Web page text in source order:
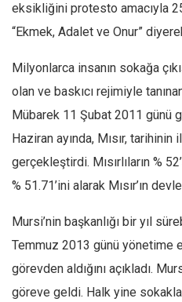
Spor
Manzara
Hayat
Siyaset
Avrupa
eksikliğini protesto amacıyla
“Ekmek, Adalet ve Onur”
Milyonlarca insanın sokağa
olan ve baskıcı rejimiyle
Mübarek 11 Şubat 2011 günü
Haziran ayında, Mısır,
gerçekleştirdi. Mısırlıların %
% 51.71’ini alarak Mısır’ın
Mursi’nin başkanlığı bir yıl
Temmuz 2013 günü yönetime
görevden aldığını açıkladı.
göreve geldi. Halk yine